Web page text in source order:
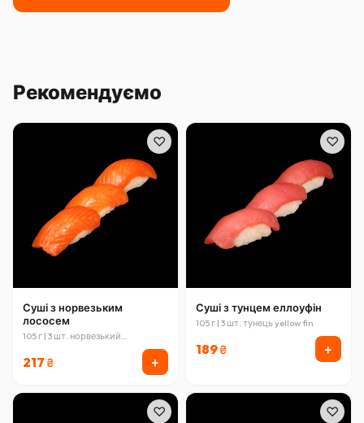
Рекомендуємо
♡
Суші з норвезьким
лососем
105 г | 3 шт. норвезький
217 ₴ +
♡
Суші з тунцем еллоуфін
105 г | 3 шт. тунець yellow fin
189₴ +
♡ ♡